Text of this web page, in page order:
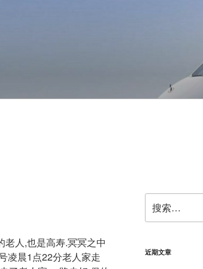
人,也是高寿.冥冥之中
凌晨1点22分老人家走
索：
近期文章